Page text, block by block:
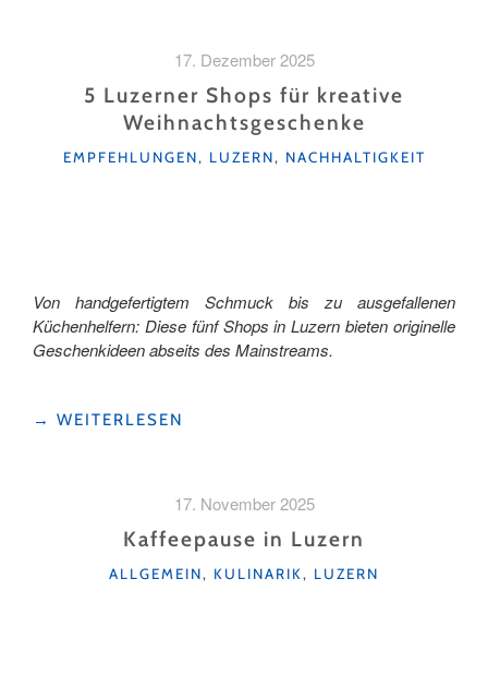
17. Dezember 2025
5 Luzerner Shops für kreative
Weihnachtsgeschenke
KATEGORIEN
EMPFEHLUNGEN, LUZERN, NACHHALTIGKEIT
Von handgefertigtem Schmuck bis zu ausgefallenen
Küchenhelfern: Diese fünf Shops in Luzern bieten originelle
Geschenkideen abseits des Mainstreams.
"5
WEIHNACHTSGESCHENKE"
→ WEITERLESEN
17. November 2025
Kaffeepause in Luzern
KATEGORIEN
ALLGEMEIN, KULINARIK, LUZERN